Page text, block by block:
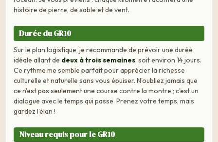
histoire de pierre, de sable et de vent.
Durée du GR10
Sur le plan logistique, je recommande de prévoir une durée
idéale allant de deux à trois semaines , soit environ 14 jours.
Ce rythme me semble parfait pour apprécier la richesse
culturelle et naturelle sans vous épuiser. N'oubliez jamais que
ce n'est pas seulement une course contre la montre ; c'est un
dialogue avec le temps qui passe. Prenez votre temps, mais
gardez l'élan !
Niveau requis pour le GR10